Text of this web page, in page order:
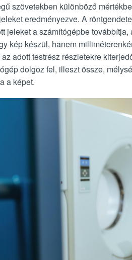
szövetekben különböző
eredményezve. A
jeleket a számítógépbe
kép készül, hanem
adott testrész részletekre
dolgoz fel, illeszt össze,
a képet.